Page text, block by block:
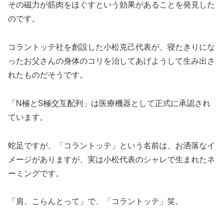
その磁力が筋肉をほぐすという効果があることを発見した
のです。
コラントッテ社を創設した小松克己代表が、寝たきりにな
ったお父さんの身体のコリを治してあげようして生み出さ
れたものだそうです。
「N極とS極交互配列」は医療機器として正式に承認され
ています。
蛇足ですが、「コラントッテ」という名前は、お洒落なイ
メージがありますが、実は小松代表のシャレで生まれたネ
ーミングです。
「肩、こらんとって」で、「コラントッテ」笑。